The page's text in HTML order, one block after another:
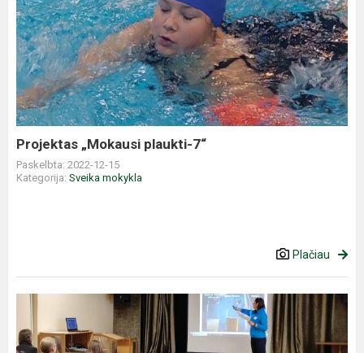
Projektas
„Mokausi
plaukti-
7“
Projektas „Mokausi plaukti-7“
Paskelbta: 2022-12-15
Kategorija: Sveika mokykla
Plačiau
Žalingų
įpročių
prevencija